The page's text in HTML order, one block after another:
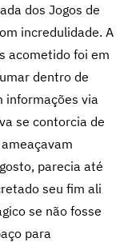
dos Jogos de
incredulidade. A
acometido foi em
dentro de
informações via
se contorcia de
parecia até
seu fim ali
se não fosse
para